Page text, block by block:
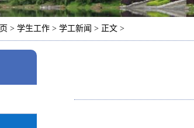
> 学生工作 > 学工新闻 > 正文 >